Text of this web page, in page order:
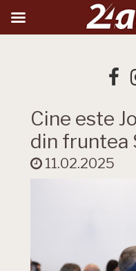
Cine este
din fruntea
11.02.2025